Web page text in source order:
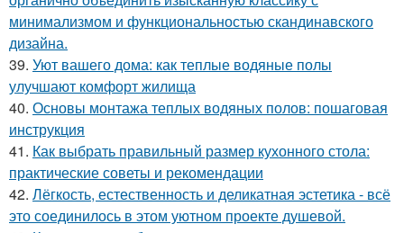
минимализмом и функциональностью скандинавского
дизайна.
39. Уют вашего дома: как теплые водяные полы
улучшают комфорт жилища
40. Основы монтажа теплых водяных полов: пошаговая
инструкция
41. Как выбрать правильный размер кухонного стола:
практические советы и рекомендации
42. Лёгкость, естественность и деликатная эстетика - всё
это соединилось в этом уютном проекте душевой.